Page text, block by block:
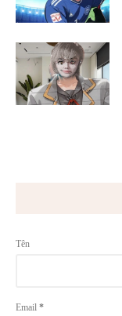
Tên
Email *